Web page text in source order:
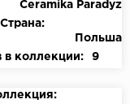
Ceramika Paradyz
Страна:
Польша
в коллекции:
9